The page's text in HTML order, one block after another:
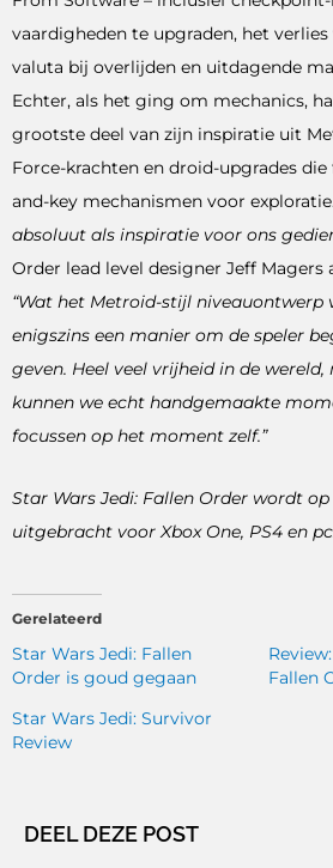
vaardigheden te upgraden, het
valuta bij overlijden en uitdagende
Echter, als het ging om mechanics,
grootste deel van zijn inspiratie uit
Force-krachten en droid-upgrades
and-key mechanismen voor
absoluut als inspiratie voor ons
Order lead level designer Jeff Magers
“Wat het Metroid-stijl niveauontwerp
enigszins een manier om de speler
geven. Heel veel vrijheid in de
kunnen we echt handgemaakte
focussen op het moment zelf.”
Star Wars Jedi: Fallen Order wordt op
uitgebracht voor Xbox One, PS4 en
Gerelateerd
Star Wars Jedi: Fallen
Order is goud gegaan
Fallen
Star Wars Jedi: Survivor
Review
DEEL DEZE POST